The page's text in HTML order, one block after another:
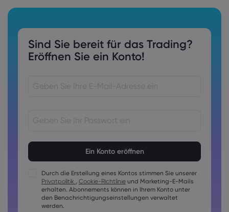
Sind Sie bereit für das Trading?
Eröffnen Sie ein Konto!
Kennwörter müssen mindestens 1 Großbuchstaben
enthalten
Kennwörter müssen mindestens 1 Kleinbuchstaben enthalten
Das Passwort muss folgende Zeichen enthalten ~!@#£
%^&amp;*()_-+=:;&lt;&gt;{,[]?,.
Durch die Erstellung eines Kontos stimmen Sie unserer
Privatpolitik , Cookie-Richtlinie und Marketing-E-Mails
erhalten. Abonnements können in Ihrem Konto unter
den Benachrichtigungseinstellungen verwaltet
werden.